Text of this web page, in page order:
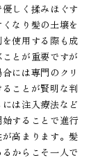
しく揉みほぐす
なり髪の土壌を
使用する際も成
とが重要ですが
には専門のクリ
ことが賢明な判
は注入療法など
することで進行
高まります。髪
からこそ一人で